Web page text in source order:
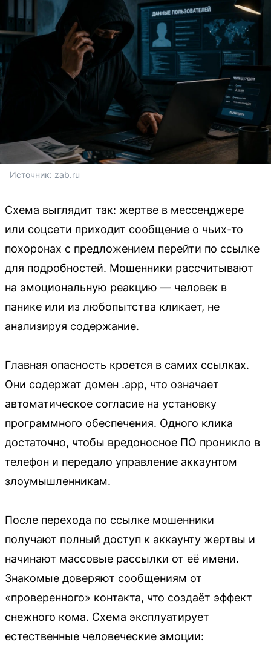
Источник: zab.ru
Схема выглядит так: жертве в мессенджере
или соцсети приходит сообщение о чьих-то
похоронах с предложением перейти по ссылке
для подробностей. Мошенники рассчитывают
на эмоциональную реакцию — человек в
панике или из любопытства кликает, не
анализируя содержание.
Главная опасность кроется в самих ссылках.
Они содержат домен .app, что означает
автоматическое согласие на установку
программного обеспечения. Одного клика
достаточно, чтобы вредоносное ПО проникло в
телефон и передало управление аккаунтом
злоумышленникам.
После перехода по ссылке мошенники
получают полный доступ к аккаунту жертвы и
начинают массовые рассылки от её имени.
Знакомые доверяют сообщениям от
«проверенного» контакта, что создаёт эффект
снежного кома. Схема эксплуатирует
естественные человеческие эмоции: